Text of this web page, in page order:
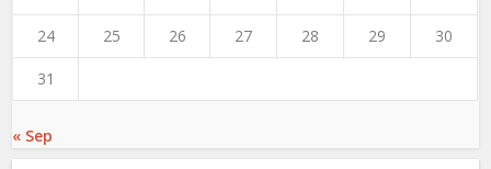
24 25 26 27 28 29 30
31
« Sep